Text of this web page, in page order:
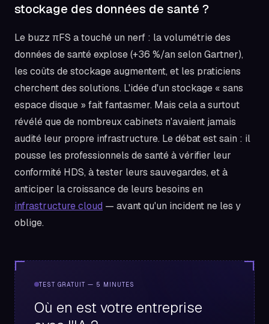
stockage des données de santé ?
Le buzz πFS a touché un nerf : la volumétrie des
données de santé explose (+36 %/an selon Gartner),
les coûts de stockage augmentent, et les praticiens
cherchent des solutions. L'idée d'un stockage « sans
espace disque » fait fantasmer. Mais cela a surtout
révélé que de nombreux cabinets n'avaient jamais
audité leur propre infrastructure. Le débat est sain : il
pousse les professionnels de santé à vérifier leur
conformité HDS, à tester leurs sauvegardes, et à
anticiper la croissance de leurs besoins en
infrastructure cloud — avant qu'un incident ne les y
oblige.
TEST GRATUIT — 5 MINUTES
Où en est votre entreprise